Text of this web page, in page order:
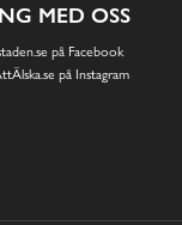
MED OSS
på Facebook
på Instagram